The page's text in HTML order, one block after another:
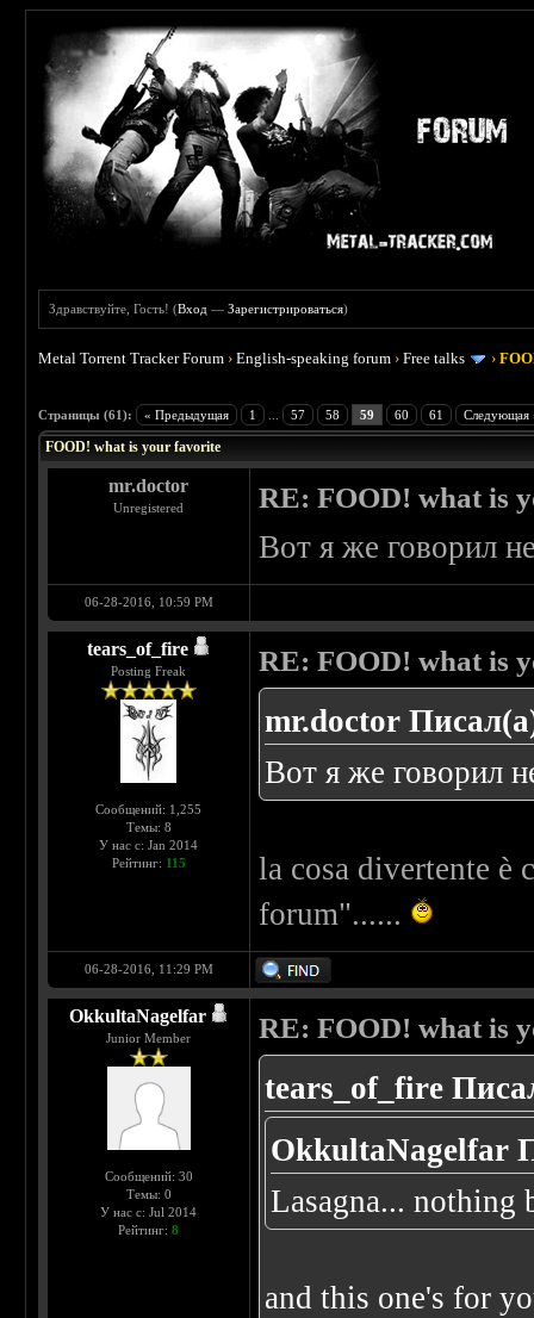
Здравствуйте, Гость! (Вход —Зарегистрироваться)
Metal Torrent Tracker Forum ›English-speaking forum ›Free talks ›
Страницы (61): « Предыдущая 1 57 58 59 60 61 Следующая
FOOD! what is your favorite
mr.doctor
Unregistered RE: FOOD! what is
Вот я же говорил
06-28-2016, 10:59 PM
tears_of_fire
Posting Freak
Сообщений: 1,255
Темы: 8
У нас с: Jan 2014
Рейтинг: 115
RE: FOOD! what is
mr.doctor
Вот я же говорил
la cosa divertente è
forum"......
06-28-2016, 11:29 PM
OkkultaNagelfar
Junior Member
Сообщений: 30
Темы: 0
У нас с: Jul 2014
Рейтинг:8
RE: FOOD! what is
tears_of_fire
OkkultaNagelfar
Lasagna... nothing
and this one's for